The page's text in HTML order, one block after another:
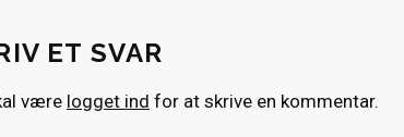
ET SVAR
være logget ind for at skrive en kommentar.